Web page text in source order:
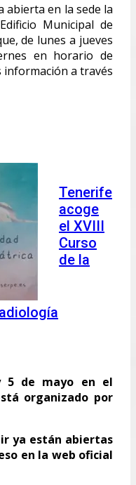
abierta en la sede la
Municipal de
de lunes a jueves
en horario de
información a través
Tenerife
acoge
el XVIII
Curso
de la
5 de mayo en el
organizado por
ya están abiertas
en la web oficial